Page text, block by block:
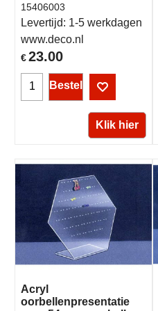
€23.00
15406003
Levertijd: 1-5 werkdagen
www.deco.nl
Bestel
Klik hier
Acryl
oorbellenpresentatie